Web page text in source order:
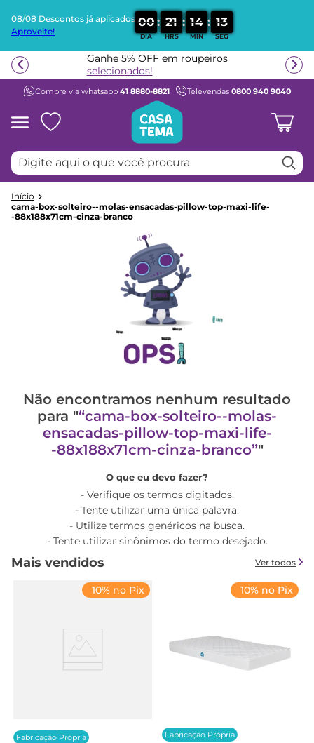
08/08 Descontos já aplicados
Aproveite!
00
DIA
: 21
HRS
: 14
MIN
: 13
SEG
Ganhe 5% OFF em roupeiros
selecionados!
Compre via whatsapp 41 8880-8821 Televendas 0800 940 9040
Digite aqui o que você procura
cama-box-solteiro--molas-ensacadas-pillow-top-maxi-life-
-88x188x71cm-cinza-branco
Não encontramos nenhum resultado
para " cama-box-solteiro--molas-
ensacadas-pillow-top-maxi-life-
-88x188x71cm-cinza-branco "
O que eu devo fazer?
Verifique os termos digitados.
Tente utilizar uma única palavra.
Utilize termos genéricos na busca.
Tente utilizar sinônimos do termo desejado.
Mais vendidos Ver todos
Fabricação Própria
10% no Pix
Fabricação Própria
10% no Pix
1º
guarda roupa
3º
bicama
º
escrivaninha
6º
petit
7º
cama infantil